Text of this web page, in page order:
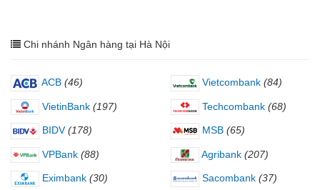
Chi nhánh Ngân hàng tại Hà Nội
ACB (46) Vietcombank (84)
VietinBank (197) Techcombank (68)
BIDV (178) MSB (65)
VPBank (88) Agribank (207)
Eximbank (30) Sacombank (37)